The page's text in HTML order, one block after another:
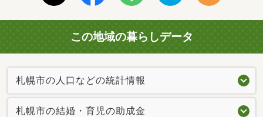
この地域の暮らしデータ
札幌市の人口などの統計情報
札幌市の結婚・育児の助成金